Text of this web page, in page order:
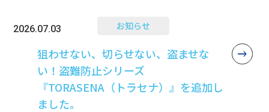
2026.07.03 お知らせ
狙わせない、切らせない、盗ませな
い！盗難防止シリーズ
『TORASENA（トラセナ）』を追加し
ました。